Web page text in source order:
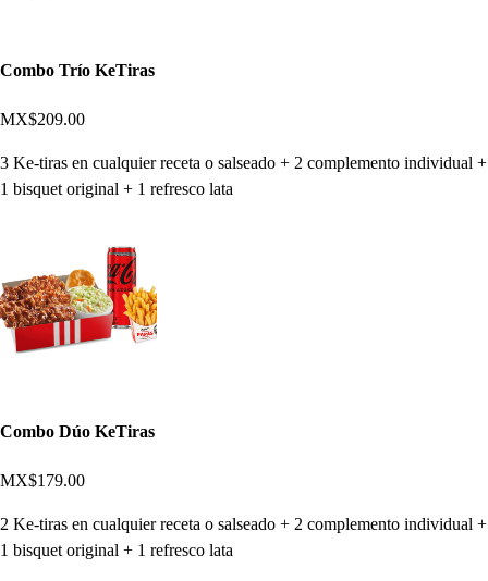
Combo Trío KeTiras
MX$209.00
3 Ke-tiras en cualquier receta o salseado + 2 complemento individual +
1 bisquet original + 1 refresco lata
Combo Dúo KeTiras
MX$179.00
2 Ke-tiras en cualquier receta o salseado + 2 complemento individual +
1 bisquet original + 1 refresco lata